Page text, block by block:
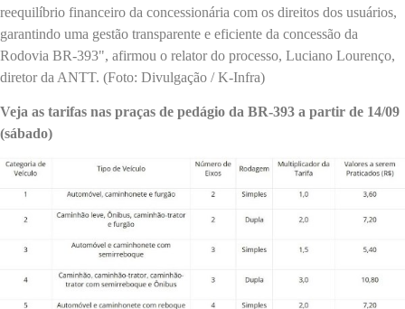
reequilíbrio financeiro da concessionária com os direitos dos usuários,
garantindo uma gestão transparente e eficiente da concessão da
Rodovia BR-393", afirmou o relator do processo, Luciano Lourenço,
diretor da ANTT. (Foto: Divulgação / K-Infra)
Veja as tarifas nas praças de pedágio da BR-393 a partir de 14/09
(sábado)